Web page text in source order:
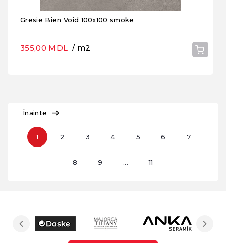
Gresie Bien Void 100x100 smoke
355,00 MDL / m2
Înainte
1 2 3 4 5 6 7
8 9 ... 11